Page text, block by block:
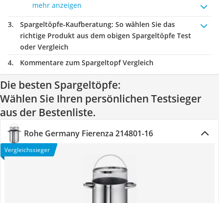
mehr anzeigen
Spargeltöpfe-Kaufberatung: So wählen Sie das
richtige Produkt aus dem obigen Spargeltöpfe Test
oder Vergleich
Kommentare zum Spargeltopf Vergleich
Die besten Spargeltöpfe:
Wählen Sie Ihren persönlichen Testsieger
aus der Bestenliste.
Rohe Germany Fierenza 214801-16
Vergleichssieger